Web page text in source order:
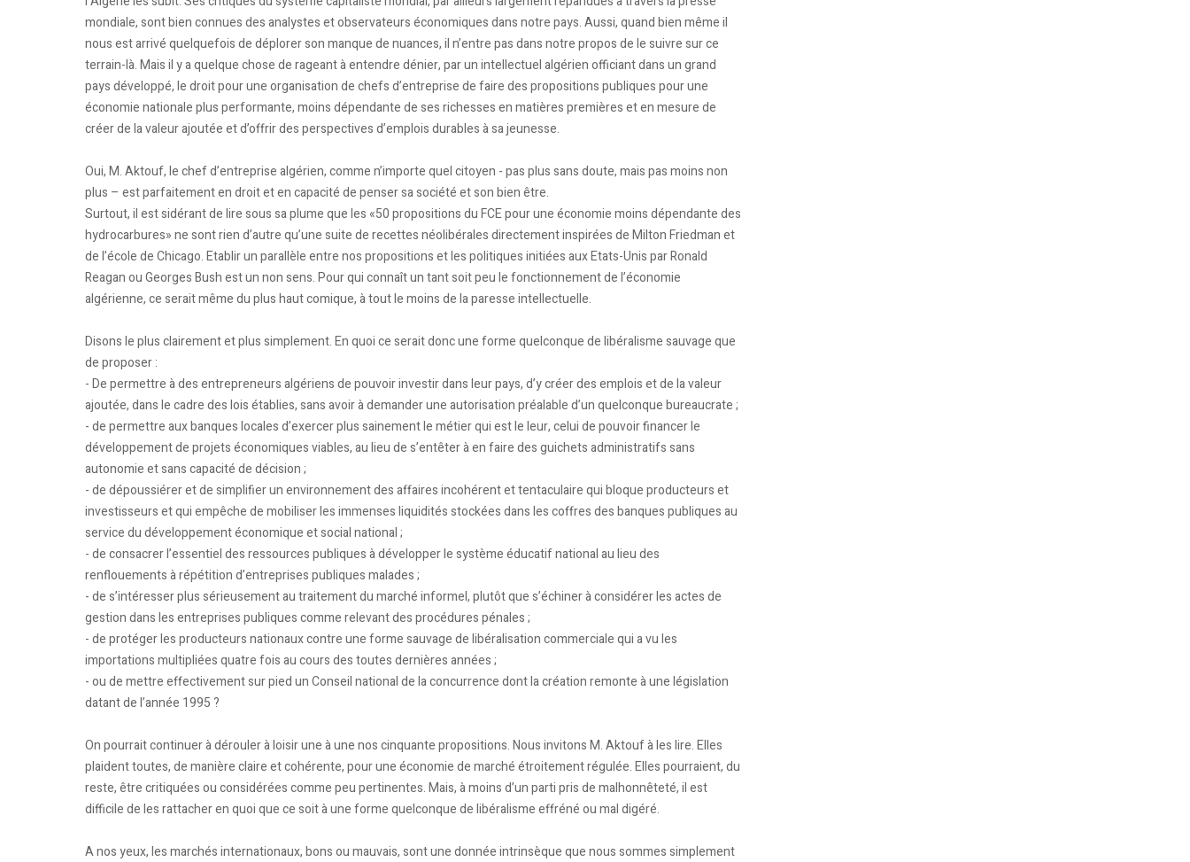
mondiale, sont bien connues des analystes et observateurs économiques dans notre pays. Aussi, quand bien même il
nous est arrivé quelquefois de déplorer son manque de nuances, il n’entre pas dans notre propos de le suivre sur ce
terrain-là. Mais il y a quelque chose de rageant à entendre dénier, par un intellectuel algérien officiant dans un grand
pays développé, le droit pour une organisation de chefs d’entreprise de faire des propositions publiques pour une
économie nationale plus performante, moins dépendante de ses richesses en matières premières et en mesure de
créer de la valeur ajoutée et d’offrir des perspectives d’emplois durables à sa jeunesse.
Oui, M. Aktouf, le chef d’entreprise algérien, comme n’importe quel citoyen - pas plus sans doute, mais pas moins non
plus – est parfaitement en droit et en capacité de penser sa société et son bien être.
Surtout, il est sidérant de lire sous sa plume que les «50 propositions du FCE pour une économie moins dépendante des
hydrocarbures» ne sont rien d’autre qu’une suite de recettes néolibérales directement inspirées de Milton Friedman et
de l’école de Chicago. Etablir un parallèle entre nos propositions et les politiques initiées aux Etats-Unis par Ronald
Reagan ou Georges Bush est un non sens. Pour qui connaît un tant soit peu le fonctionnement de l’économie
algérienne, ce serait même du plus haut comique, à tout le moins de la paresse intellectuelle.
Disons le plus clairement et plus simplement. En quoi ce serait donc une forme quelconque de libéralisme sauvage que
de proposer :
- De permettre à des entrepreneurs algériens de pouvoir investir dans leur pays, d’y créer des emplois et de la valeur
ajoutée, dans le cadre des lois établies, sans avoir à demander une autorisation préalable d’un quelconque bureaucrate ;
- de permettre aux banques locales d’exercer plus sainement le métier qui est le leur, celui de pouvoir financer le
développement de projets économiques viables, au lieu de s’entêter à en faire des guichets administratifs sans
autonomie et sans capacité de décision ;
- de dépoussiérer et de simplifier un environnement des affaires incohérent et tentaculaire qui bloque producteurs et
investisseurs et qui empêche de mobiliser les immenses liquidités stockées dans les coffres des banques publiques au
service du développement économique et social national ;
- de consacrer l’essentiel des ressources publiques à développer le système éducatif national au lieu des
renflouements à répétition d’entreprises publiques malades ;
- de s’intéresser plus sérieusement au traitement du marché informel, plutôt que s’échiner à considérer les actes de
gestion dans les entreprises publiques comme relevant des procédures pénales ;
- de protéger les producteurs nationaux contre une forme sauvage de libéralisation commerciale qui a vu les
importations multipliées quatre fois au cours des toutes dernières années ;
- ou de mettre effectivement sur pied un Conseil national de la concurrence dont la création remonte à une législation
datant de l’année 1995 ?
On pourrait continuer à dérouler à loisir une à une nos cinquante propositions. Nous invitons M. Aktouf à les lire. Elles
plaident toutes, de manière claire et cohérente, pour une économie de marché étroitement régulée. Elles pourraient, du
reste, être critiquées ou considérées comme peu pertinentes. Mais, à moins d’un parti pris de malhonnêteté, il est
difficile de les rattacher en quoi que ce soit à une forme quelconque de libéralisme effréné ou mal digéré.
A nos yeux, les marchés internationaux, bons ou mauvais, sont une donnée intrinsèque que nous sommes simplement